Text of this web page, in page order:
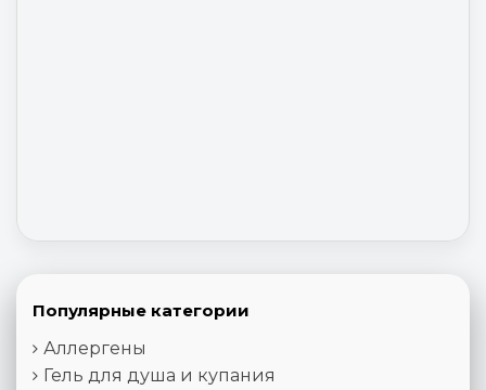
Популярные категории
Аллергены
Гель для душа и купания